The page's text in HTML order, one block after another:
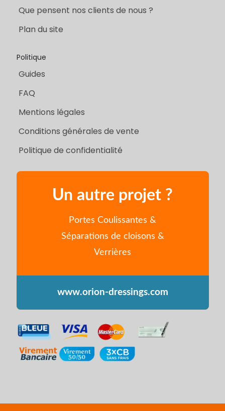
Que pensent nos clients de nous ?
Plan du site
Politique
Guides
FAQ
Mentions légales
Conditions générales de vente
Politique de confidentialité
Un autre projet ?
Portes Coulissantes &
Séparations de cloisons &
Verrières
www.orion-dressings.com